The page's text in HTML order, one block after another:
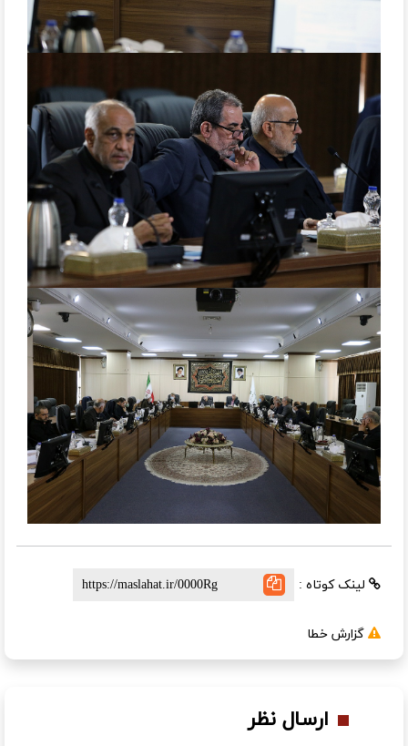
لینک کوتاه :
گزارش خطا
ارسال نظر